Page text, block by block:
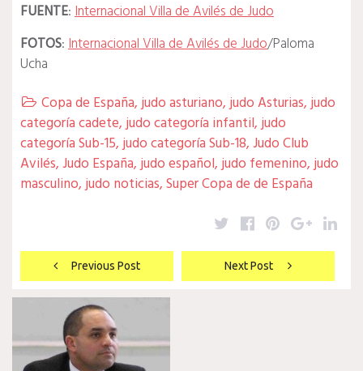
FUENTE:Internacional Villa de Avilés de Judo
FOTOS:Internacional Villa de Avilés de Judo/Paloma
Ucha
 Copa de España,judo asturiano,judo Asturias,judo
categoría cadete,judo categoría infantil,judo
categoría Sub-15,judo categoría Sub-18,Judo Club
Avilés,Judo España,judo español,judo femenino,judo
masculino,judo noticias,Super Copa de de España
Navegación
de
entradas
Previous Post Next Post
Twitter
Facebook
Pinterest